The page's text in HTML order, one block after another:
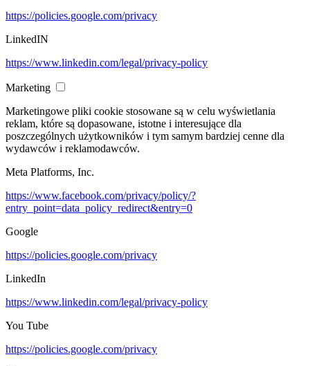
https://policies.google.com/privacy
LinkedIN
https://www.linkedin.com/legal/privacy-policy
Marketing
Marketingowe pliki cookie stosowane są w celu wyświetlania
reklam, które są dopasowane, istotne i interesujące dla
poszczególnych użytkowników i tym samym bardziej cenne dla
wydawców i reklamodawców.
Meta Platforms, Inc.
https://www.facebook.com/privacy/policy/?
entry_point=data_policy_redirect&entry=0
Google
https://policies.google.com/privacy
LinkedIn
https://www.linkedin.com/legal/privacy-policy
You Tube
https://policies.google.com/privacy